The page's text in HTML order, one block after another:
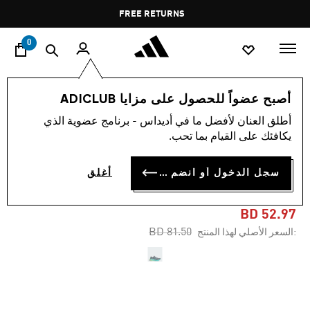
Pause
promotion
rotation
FREE RETURNS
0
أصبح عضواً للحصول على مزايا ADICLUB
أطلق العنان لأفضل ما في أديداس - برنامج عضوية الذي
يكافئك على القيام بما تحب.
سجل الدخول أو انضم الآن أغلق
النساء
-35%
حذاء SUPERNOVA RISE 2
RUNNING
BD 52.97
:السعر الأصلي لهذا المنتج Price reduced from
BD 81.50
to